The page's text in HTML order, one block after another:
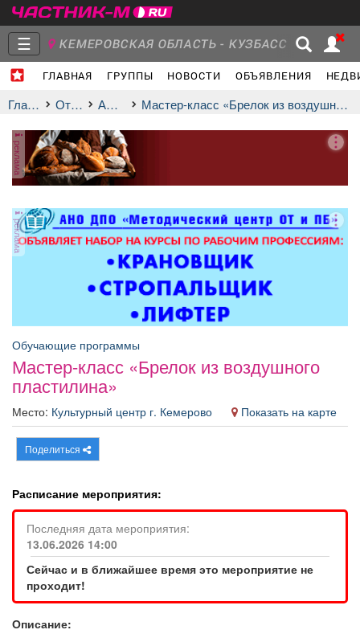
☰ КЕМЕРОВСКАЯ ОБЛАСТЬ - КУЗБАСС
ГЛАВНАЯ ГРУППЫ НОВОСТИ ОБЪЯВЛЕНИЯ
Объявления Недвижимость Услуги
Афиша Обучение Проекты
Товары
ТВ программа
Главная Отдых афиша Мастер-класс «Брелок из воздушного пластилина»
реклама
реклама
Обучающие программы
Мастер-класс «Брелок из воздушного
пластилина»
Место: Культурный центр г. Кемерово Показать на карте
Поделиться
Расписание мероприятия:
Последняя дата мероприятия:
13.06.2026 14:00
Сейчас и в ближайшее время это мероприятие не
проходит!
Описание: